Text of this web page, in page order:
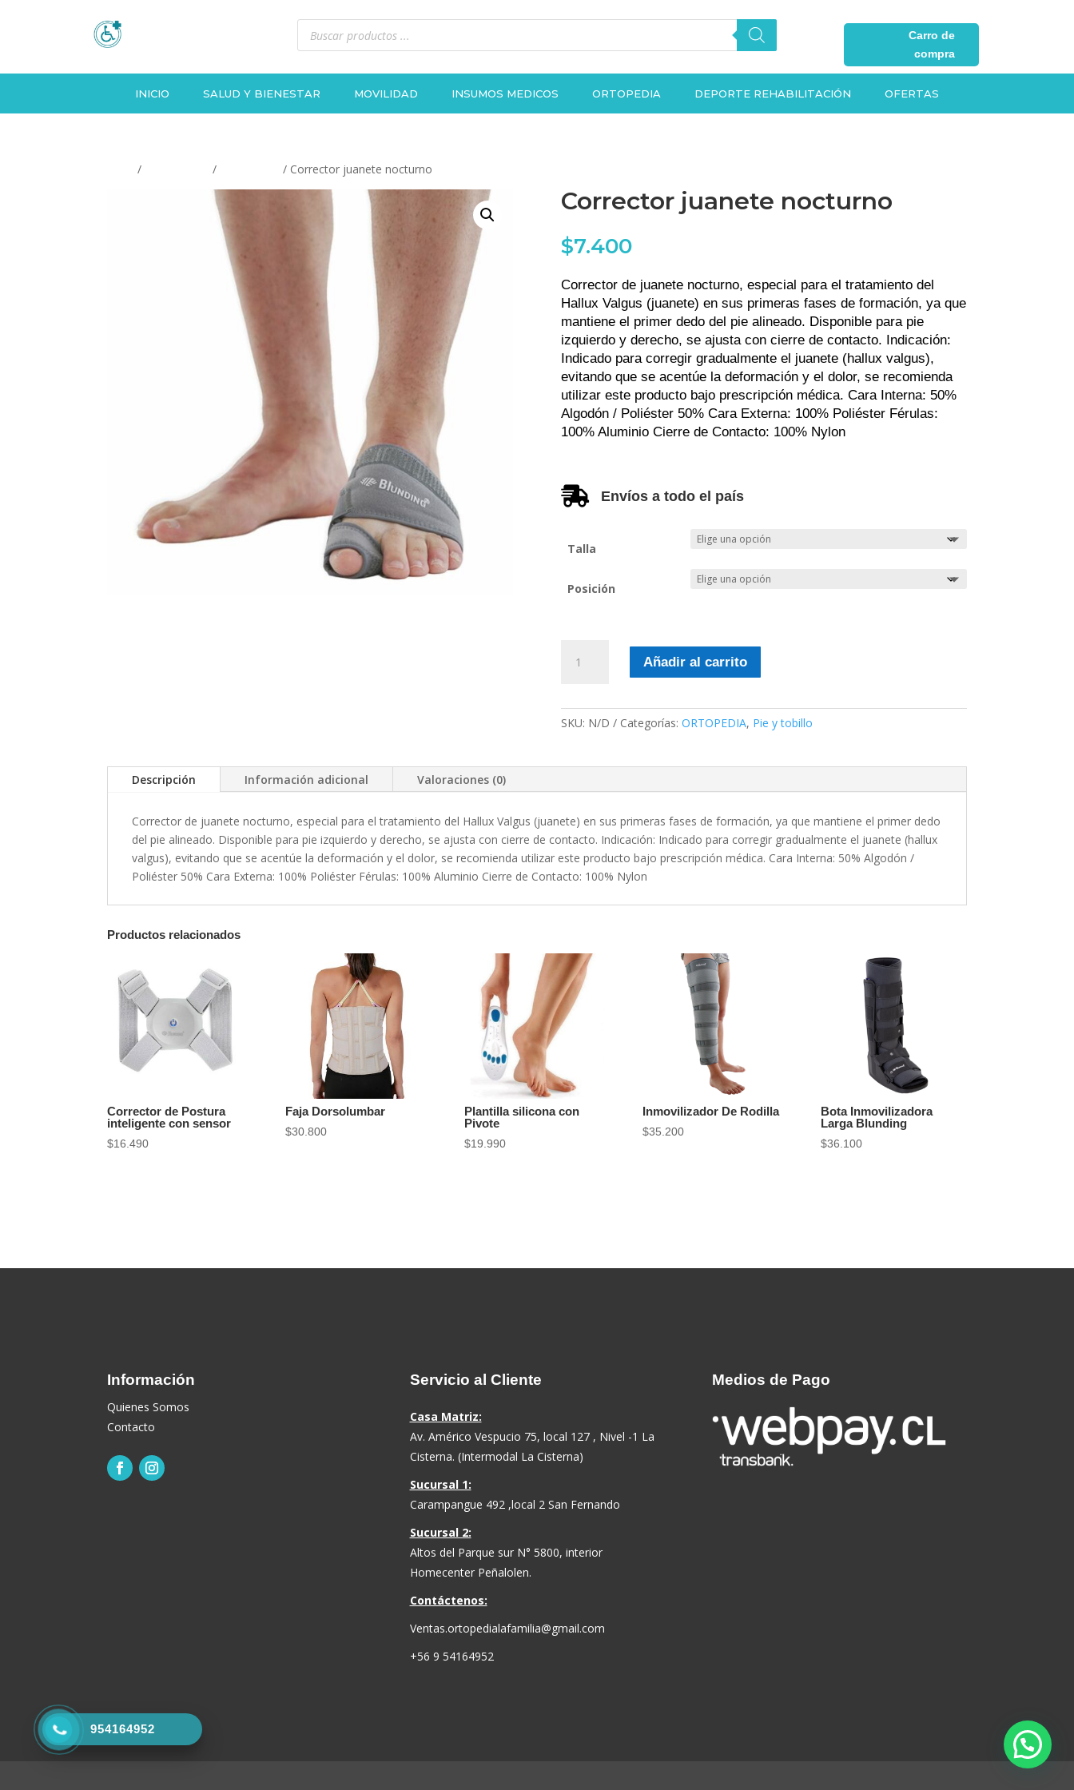
Búsqueda
productos
Carro de
compra
INICIO SALUD Y BIENESTAR MOVILIDAD INSUMOS MEDICOS ORTOPEDIA DEPORTE REHABILITACIÓN OFERTAS
/ / / Corrector juanete nocturno
Corrector juanete nocturno
$7.400
Corrector de juanete nocturno, especial para el tratamiento del
Hallux Valgus (juanete) en sus primeras fases de formación, ya que
mantiene el primer dedo del pie alineado. Disponible para pie
izquierdo y derecho, se ajusta con cierre de contacto. Indicación:
Indicado para corregir gradualmente el juanete (hallux valgus),
evitando que se acentúe la deformación y el dolor, se recomienda
utilizar este producto bajo prescripción médica. Cara Interna: 50%
Algodón / Poliéster 50% Cara Externa: 100% Poliéster Férulas:
100% Aluminio Cierre de Contacto: 100% Nylon
 Envíos a todo el país
Talla
Posición
juanete
Añadir al carrito
SKU: N/D Categorías: ORTOPEDIA, Pie y tobillo
Descripción Información adicional Valoraciones (0)
Corrector de juanete nocturno, especial para el tratamiento del Hallux Valgus (juanete) en sus primeras fases de formación, ya que mantiene el primer dedo
del pie alineado. Disponible para pie izquierdo y derecho, se ajusta con cierre de contacto. Indicación: Indicado para corregir gradualmente el juanete (hallux
valgus), evitando que se acentúe la deformación y el dolor, se recomienda utilizar este producto bajo prescripción médica. Cara Interna: 50% Algodón /
Poliéster 50% Cara Externa: 100% Poliéster Férulas: 100% Aluminio Cierre de Contacto: 100% Nylon
Productos relacionados
Corrector de Postura
inteligente con sensor
$16.490
Faja Dorsolumbar
$30.800
Plantilla silicona con
Pivote
$19.990
Inmovilizador De Rodilla
$35.200
Bota Inmovilizadora
Larga Blunding
$36.100
Información
Quienes Somos
Contacto
Servicio al Cliente
Casa Matriz:
Av. Américo Vespucio 75, local 127 , Nivel -1 La
Cisterna. (Intermodal La Cisterna)
Sucursal 1:
Carampangue 492 ,local 2 San Fernando
Sucursal 2:
Altos del Parque sur N° 5800, interior
Homecenter Peñalolen.
Contáctenos:
Ventas.ortopedialafamilia@gmail.com
+56 9 54164952
Medios de Pago
954164952